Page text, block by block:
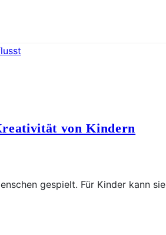
von Kindern
gespielt. Für Kinder kann sie